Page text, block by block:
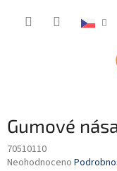
Gumové
70510110
Průměrné
Neohodnoceno